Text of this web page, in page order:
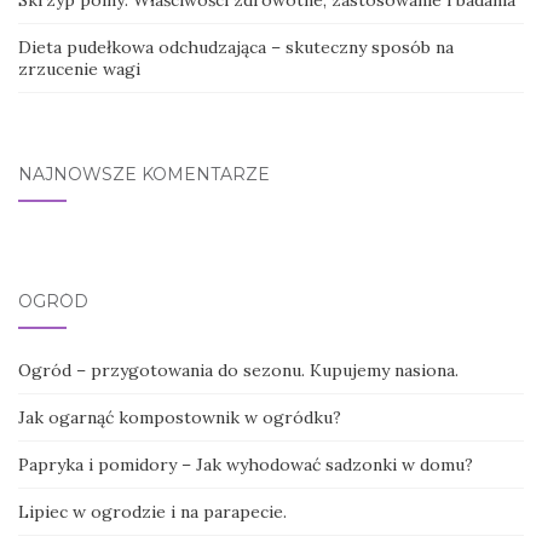
Dieta pudełkowa odchudzająca – skuteczny sposób na
zrzucenie wagi
NAJNOWSZE KOMENTARZE
OGRÓD
Ogród – przygotowania do sezonu. Kupujemy nasiona.
Jak ogarnąć kompostownik w ogródku?
Papryka i pomidory – Jak wyhodować sadzonki w domu?
Lipiec w ogrodzie i na parapecie.